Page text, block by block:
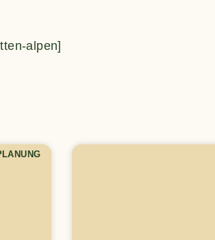
alpen]